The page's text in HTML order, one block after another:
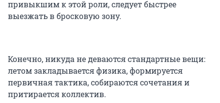
привыкшим к этой роли, следует быстрее
выезжать в бросковую зону.
Конечно, никуда не деваются стандартные вещи:
летом закладывается физика, формируется
первичная тактика, собираются сочетания и
притирается коллектив.